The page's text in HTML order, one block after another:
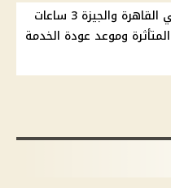
قطع مياه الشرب في القاهرة والجيزة 3 ساعات
وموعد عودة الخدمة